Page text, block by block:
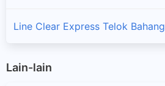
Line Clear Express Telok Bahang
Lain-lain